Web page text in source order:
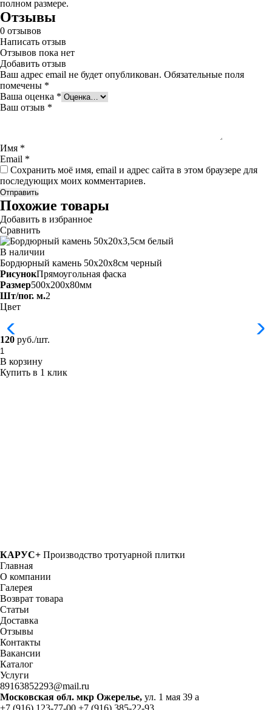
полном размере.
Отзывы
0 отзывов
Написать отзыв
Отзывов пока нет
Добавить отзыв
Ваш адрес email не будет опубликован. Обязательные поля
помечены *
Ваша оценка *
Ваш отзыв *
Имя *
Email *
Сохранить моё имя, email и адрес сайта в этом браузере для
последующих моих комментариев.
Похожие товары
Добавить в избранное
Сравнить
В наличии
Бордюрный камень 50х20х8см черный
РисунокПрямоугольная фаска
Размер500x200x80мм
Шт/пог. м.2
Цвет
120 руб./шт.
В корзину
Купить в 1 клик
КАРУС+ Производство тротуарной плитки
Главная
О компании
Галерея
Возврат товара
Статьи
Доставка
Отзывы
Контакты
Вакансии
Каталог
Услуги
89163852293@mail.ru
Московская обл. мкр Ожерелье, ул. 1 мая 39 а
+7 (916) 123-77-00 +7 (916) 385-22-93